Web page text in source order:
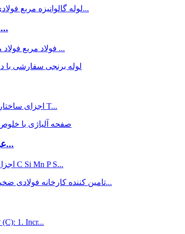
لوله گالوانیزه اس ...
فولاد مربع فولاد مربع: جامد است، میله ...
اجزای ساختاری اندازه گیری خلوص T...
عرضه کارخانه سلام...
اجزای ساختاری نام تجاری C Si Mn P S...
ترکیب ساختاری کربن (C): 1. Incr...